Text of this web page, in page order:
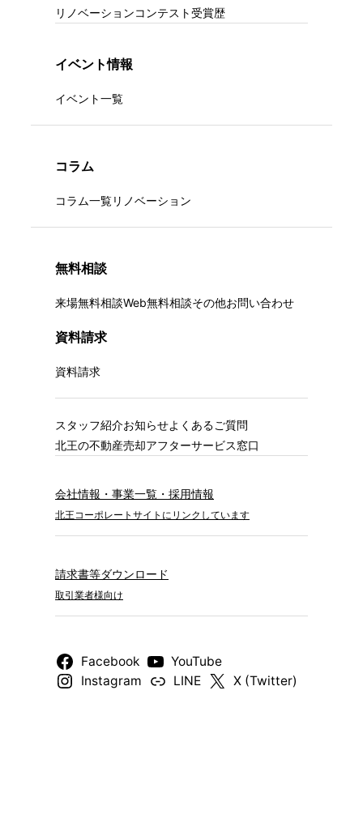
リノベーションコンテスト受賞歴
イベント情報
イベント一覧
コラム
コラム一覧リノベーション
無料相談
来場無料相談Web無料相談その他お問い合わせ
資料請求
資料請求
スタッフ紹介お知らせよくあるご質問
北王の不動産売却アフターサービス窓口
会社情報・事業一覧・採用情報
北王コーポレートサイトにリンクしています
請求書等ダウンロード
取引業者様向け
Facebook
YouTube
Instagram
LINE X (Twitter)